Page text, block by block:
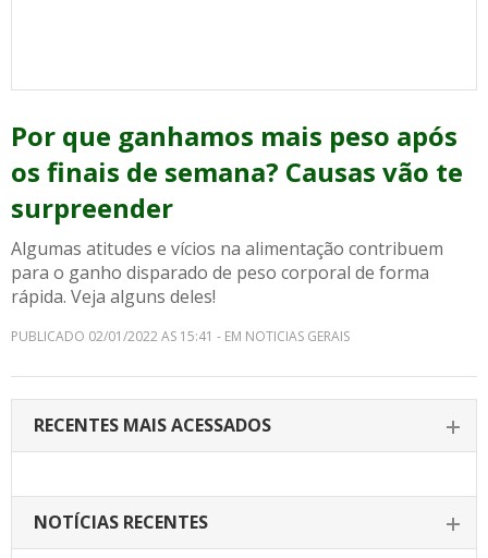
Por que ganhamos mais peso após
os finais de semana? Causas vão te
surpreender
Algumas atitudes e vícios na alimentação contribuem
para o ganho disparado de peso corporal de forma
rápida. Veja alguns deles!
PUBLICADO 02/01/2022 AS 15:41 - EM NOTICIAS GERAIS
RECENTES MAIS ACESSADOS
NOTÍCIAS RECENTES